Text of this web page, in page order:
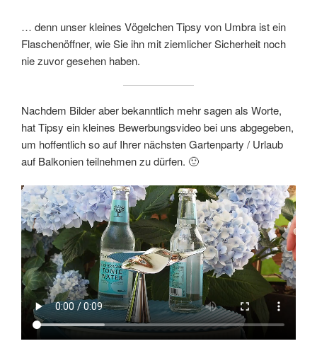
… denn unser kleines Vögelchen Tipsy von Umbra ist ein
Flaschenöffner, wie Sie ihn mit ziemlicher Sicherheit noch
nie zuvor gesehen haben.
Nachdem Bilder aber bekanntlich mehr sagen als Worte,
hat Tipsy ein kleines Bewerbungsvideo bei uns abgegeben,
um hoffentlich so auf Ihrer nächsten Gartenparty / Urlaub
auf Balkonien teilnehmen zu dürfen. 🙂